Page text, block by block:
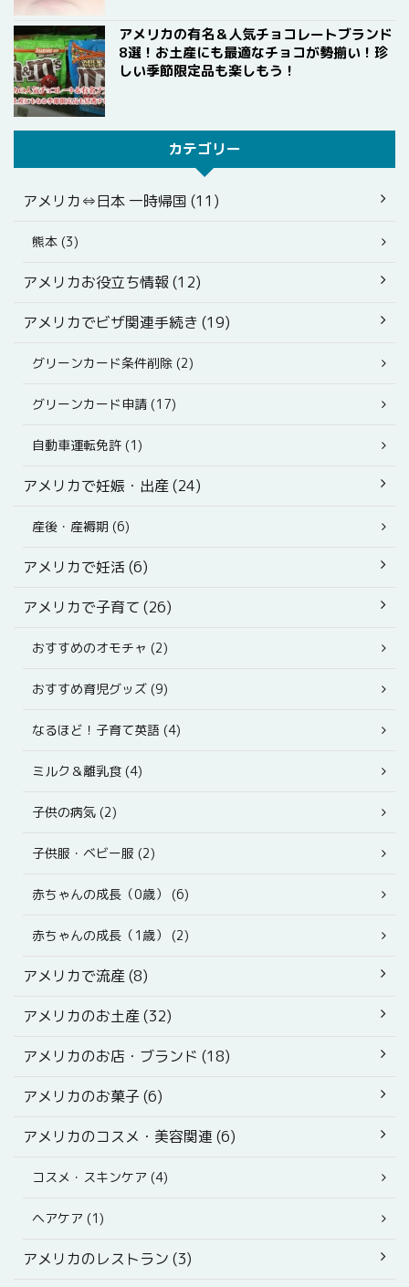
アメリカの有名＆人気チョコレートブランド
8選！お土産にも最適なチョコが勢揃い！珍
しい季節限定品も楽しもう！
カテゴリー
アメリカ⇔日本 一時帰国 (11)
熊本 (3)
アメリカお役立ち情報 (12)
アメリカでビザ関連手続き (19)
グリーンカード条件削除 (2)
グリーンカード申請 (17)
自動車運転免許 (1)
アメリカで妊娠・出産 (24)
産後・産褥期 (6)
アメリカで妊活 (6)
アメリカで子育て (26)
おすすめのオモチャ (2)
おすすめ育児グッズ (9)
なるほど！子育て英語 (4)
ミルク＆離乳食 (4)
子供の病気 (2)
子供服・ベビー服 (2)
赤ちゃんの成長（0歳） (6)
赤ちゃんの成長（1歳） (2)
アメリカで流産 (8)
アメリカのお土産 (32)
アメリカのお店・ブランド (18)
アメリカのお菓子 (6)
アメリカのコスメ・美容関連 (6)
コスメ・スキンケア (4)
ヘアケア (1)
アメリカのレストラン (3)